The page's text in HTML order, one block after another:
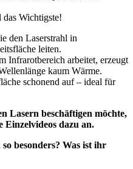
Wichtigste!
den Laserstrahl in
leiten.
Infrarotbereich arbeitet, erzeugt
kaum Wärme.
schonend auf – ideal für
Lasern beschäftigen möchte,
Einzelvideos dazu an.
besonders? Was ist ihr